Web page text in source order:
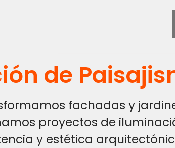
de
fachadas y
proyectos de
y estética